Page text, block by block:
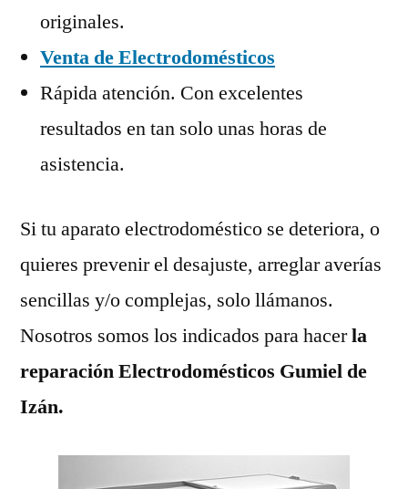
originales.
Venta de Electrodomésticos
Rápida atención. Con excelentes
resultados en tan solo unas horas de
asistencia.
Si tu aparato electrodoméstico se deteriora, o
quieres prevenir el desajuste, arreglar averías
sencillas y/o complejas, solo llámanos.
Nosotros somos los indicados para hacerla
reparación Electrodomésticos Gumiel de
Izán.